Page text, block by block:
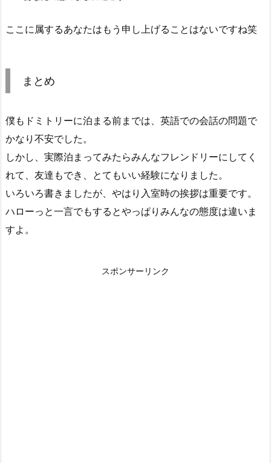
ここに属するあなたはもう申し上げることはないですね笑
まとめ
僕もドミトリーに泊まる前までは、英語での会話の問題で
かなり不安でした。
しかし、実際泊まってみたらみんなフレンドリーにしてく
れて、友達もでき、とてもいい経験になりました。
いろいろ書きましたが、やはり入室時の挨拶は重要です。
ハローっと一言でもするとやっぱりみんなの態度は違いま
すよ。
スポンサーリンク